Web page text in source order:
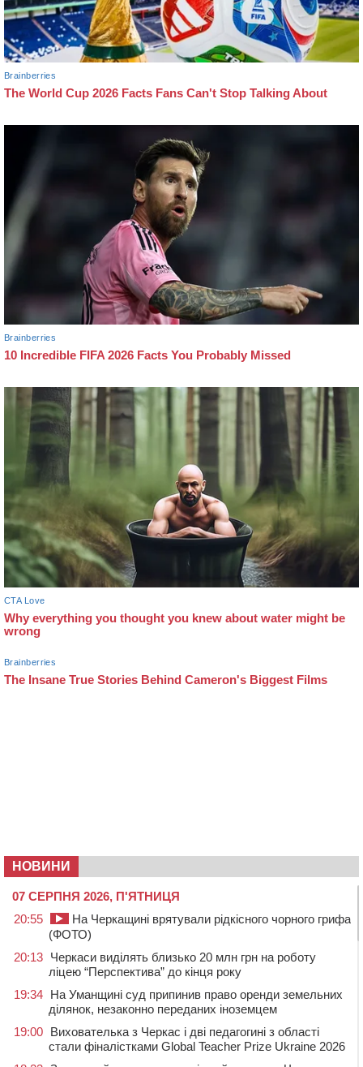
НОВИНИ
07 СЕРПНЯ 2026, П'ЯТНИЦЯ
20:55
На Черкащині врятували рідкісного чорного грифа
(ФОТО)
20:13 Черкаси виділять близько 20 млн грн на роботу
ліцею “Перспектива” до кінця року
19:34 На Уманщині суд припинив право оренди земельних
ділянок, незаконно переданих іноземцем
19:00 Вихователька з Черкас і дві педагогині з області
стали фіналістками Global Teacher Prize Ukraine 2026